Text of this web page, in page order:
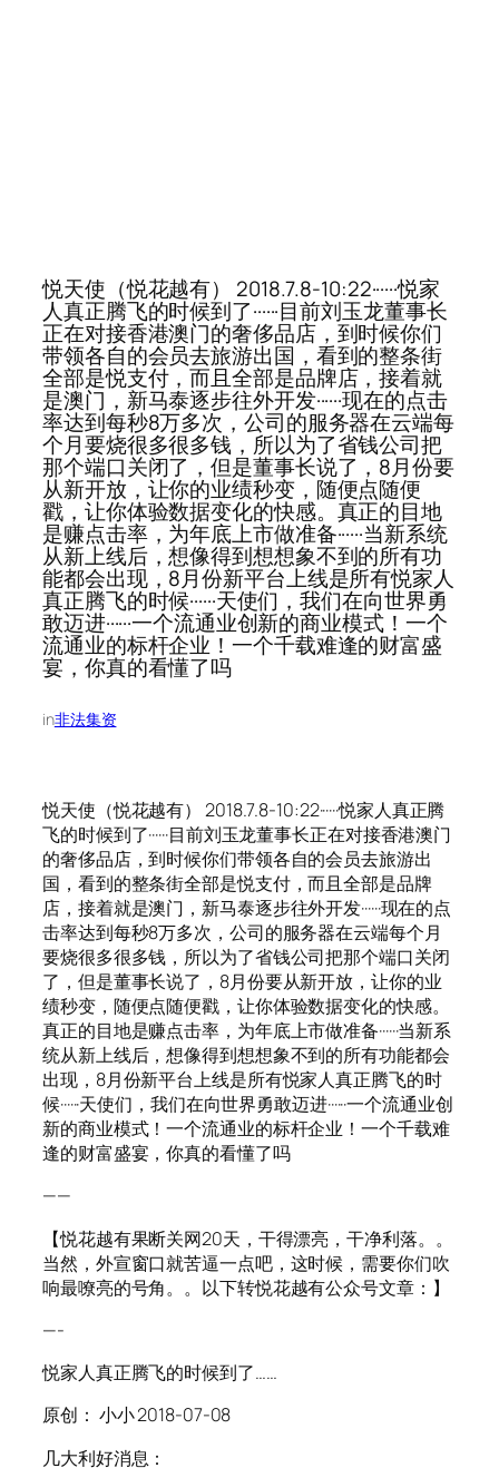
悦天使（悦花越有） 2018.7.8-10:22······悦家
人真正腾飞的时候到了······目前刘玉龙董事长
正在对接香港澳门的奢侈品店，到时候你们
带领各自的会员去旅游出国，看到的整条街
全部是悦支付，而且全部是品牌店，接着就
是澳门，新马泰逐步往外开发······现在的点击
率达到每秒8万多次，公司的服务器在云端每
个月要烧很多很多钱，所以为了省钱公司把
那个端口关闭了，但是董事长说了，8月份要
从新开放，让你的业绩秒变，随便点随便
戳，让你体验数据变化的快感。真正的目地
是赚点击率，为年底上市做准备······当新系统
从新上线后，想像得到想想象不到的所有功
能都会出现，8月份新平台上线是所有悦家人
真正腾飞的时候······天使们，我们在向世界勇
敢迈进······一个流通业创新的商业模式！一个
流通业的标杆企业！一个千载难逢的财富盛
宴，你真的看懂了吗
in非法集资
悦天使（悦花越有） 2018.7.8-10:22······悦家人真正腾
飞的时候到了······目前刘玉龙董事长正在对接香港澳门
的奢侈品店，到时候你们带领各自的会员去旅游出
国，看到的整条街全部是悦支付，而且全部是品牌
店，接着就是澳门，新马泰逐步往外开发······现在的点
击率达到每秒8万多次，公司的服务器在云端每个月
要烧很多很多钱，所以为了省钱公司把那个端口关闭
了，但是董事长说了，8月份要从新开放，让你的业
绩秒变，随便点随便戳，让你体验数据变化的快感。
真正的目地是赚点击率，为年底上市做准备······当新系
统从新上线后，想像得到想想象不到的所有功能都会
出现，8月份新平台上线是所有悦家人真正腾飞的时
候······天使们，我们在向世界勇敢迈进······一个流通业创
新的商业模式！一个流通业的标杆企业！一个千载难
逢的财富盛宴，你真的看懂了吗
——
【悦花越有果断关网20天，干得漂亮，干净利落。。
当然，外宣窗口就苦逼一点吧，这时候，需要你们吹
响最嘹亮的号角。。以下转悦花越有公众号文章：】
—-
悦家人真正腾飞的时候到了……
原创： 小小 2018-07-08
几大利好消息：